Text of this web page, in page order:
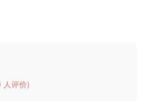
人评价)